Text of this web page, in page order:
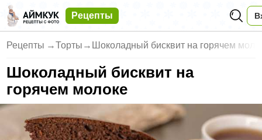
Рецепты
Рецепты →Торты → Шоколадный бисквит на горячем
Шоколадный бисквит на
горячем молоке